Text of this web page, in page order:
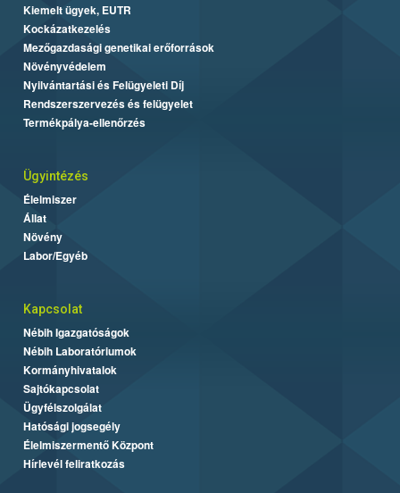
Kiemelt ügyek, EUTR
Kockázatkezelés
Mezőgazdasági genetikai erőforrások
Növényvédelem
Nyilvántartási és Felügyeleti Díj
Rendszerszervezés és felügyelet
Termékpálya-ellenőrzés
Ügyintézés
Élelmiszer
Állat
Növény
Labor/Egyéb
Kapcsolat
Nébih Igazgatóságok
Nébih Laboratóriumok
Kormányhivatalok
Sajtókapcsolat
Ügyfélszolgálat
Hatósági jogsegély
Élelmiszermentő Központ
Hírlevél feliratkozás